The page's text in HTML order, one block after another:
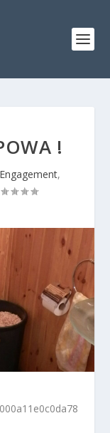
!
Engagement,